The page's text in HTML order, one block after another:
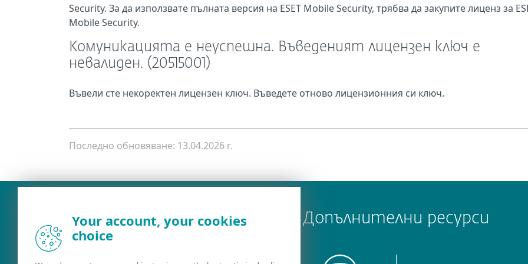
Security. За да използвате пълната версия на ESET Mobile Security, трябва да закупите лиценз за
Mobile Security.
Комуникацията е неуспешна. Въведеният лицензен ключ е
невалиден. (20515001)
Въвели сте некоректен лицензен ключ. Въведете отново лицензионния си ключ.
Последно обновяване: 13.04.2026 г.
Допълнителни ресурси
Your account, your cookies
choice